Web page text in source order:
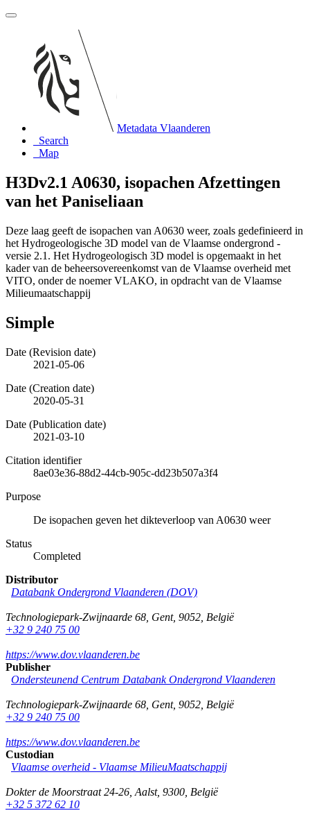
Metadata Vlaanderen
Search
Map
H3Dv2.1 A0630, isopachen Afzettingen
van het Paniseliaan
Deze laag geeft de isopachen van A0630 weer, zoals gedefinieerd in
het Hydrogeologische 3D model van de Vlaamse ondergrond -
versie 2.1. Het Hydrogeologisch 3D model is opgemaakt in het
kader van de beheersovereenkomst van de Vlaamse overheid met
VITO, onder de noemer VLAKO, in opdracht van de Vlaamse
Milieumaatschappij
Simple
Date (Revision date)
2021-05-06
Date (Creation date)
2020-05-31
Date (Publication date)
2021-03-10
Citation identifier
8ae03e36-88d2-44cb-905c-dd23b507a3f4
Purpose
De isopachen geven het dikteverloop van A0630 weer
Status
Completed
Distributor
Databank Ondergrond Vlaanderen (DOV)
Technologiepark-Zwijnaarde 68 Gent, 9052 België
+32 9 240 75 00
https://www.dov.vlaanderen.be
Publisher
Ondersteunend Centrum Databank Ondergrond Vlaanderen
Technologiepark-Zwijnaarde 68 Gent, 9052 België
+32 9 240 75 00
https://www.dov.vlaanderen.be
Custodian
Vlaamse overheid - Vlaamse MilieuMaatschappij
Dokter de Moorstraat 24-26 Aalst, 9300 België
+32 5 372 62 10